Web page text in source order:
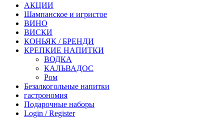
АКЦИИ
Шампанское и игристое
ВИНО
ВИСКИ
КОНЬЯК / БРЕНДИ
КРЕПКИЕ НАПИТКИ
ВОДКА
КАЛЬВАДОС
Ром
Безалкогольные напитки
гастрономия
Подарочные наборы
Login / Register